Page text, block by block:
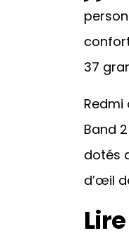
37
Redmi
Band
dotés
d’œil